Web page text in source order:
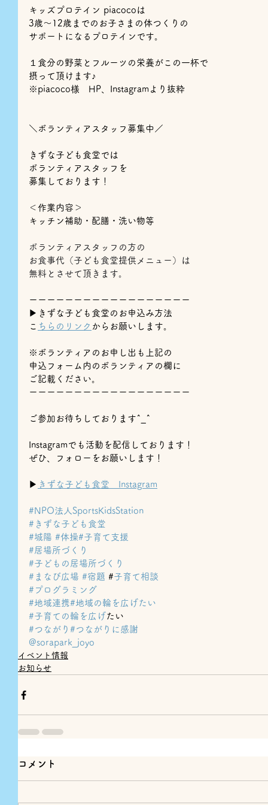
キッズプロテイン piacocoは
3歳～12歳までのお子さまの体つくりの
サポートになるプロテインです。
１食分の野菜とフルーツの栄養がこの一杯で
摂って頂けます♪
※piacoco様　HP、Instagramより抜粋
＼ボランティアスタッフ募集中／
きずな子ども食堂では
ボランティアスタッフを
募集しております！
＜作業内容＞
キッチン補助・配膳・洗い物等
ボランティアスタッフの方の
お食事代（子ども食堂提供メニュー）は
無料とさせて頂きます。
ーーーーーーーーーーーーーーーーーー
▶︎きずな子ども食堂のお申込み方法
⁡ こちらのリンク からお願いします。
※ボランティアのお申し出も上記の
申込フォーム内のボランティアの欄に
ご記載ください。
ーーーーーーーーーーーーーーーーーー
ご参加お待ちしております^_^
Instagramでも活動を配信しております！
ぜひ、フォローをお願いします！
▶ きずな子ども食堂　Instagram
#NPO法人SportsKidsStation
#きずな子ども食堂
#城陽 #体操#子育て支援
#居場所づくり
#子どもの居場所づくり
#まなび広場 #宿題 #子育て相談
#プログラミング
#地域連携#地域の輪を広げたい
#子育ての輪を広げ たい
#つながり #つながりに感謝
@sorapark_joyo
イベント情報
お知らせ
コメント